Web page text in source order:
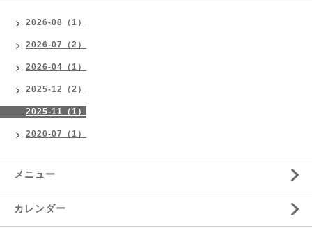
2026-08（1）
2026-07（2）
2026-04（1）
2025-12（2）
2025-11（1）
2020-07（1）
メニュー
カレンダー